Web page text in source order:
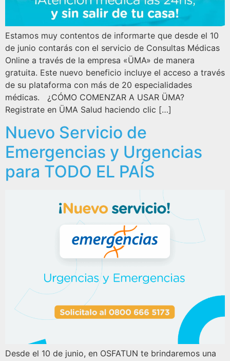
Estamos muy contentos de informarte que desde el 10
de junio contarás con el servicio de Consultas Médicas
Online a través de la empresa «ÜMA» de manera
gratuita. Este nuevo beneficio incluye el acceso a través
de su plataforma con más de 20 especialidades
médicas. ¿CÓMO COMENZAR A USAR ÜMA?
Registrate en ÜMA Salud haciendo clic […]
Nuevo Servicio de
Emergencias y Urgencias
para TODO EL PAÍS
Desde el 10 de junio, en OSFATUN te brindaremos una